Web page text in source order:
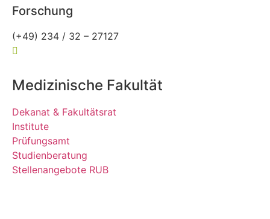
Forschung
(+49) 234 / 32 – 27127
Medizinische Fakultät
Dekanat & Fakultätsrat
Institute
Prüfungsamt
Studienberatung
Stellenangebote RUB